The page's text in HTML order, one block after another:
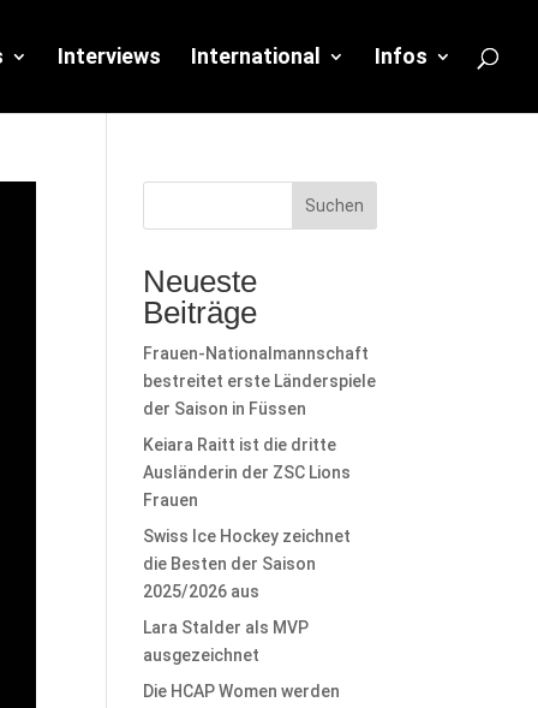
Interviews International Infos
Suchen
Neueste
Beiträge
Frauen-Nationalmannschaft
bestreitet erste Länderspiele
der Saison in Füssen
Keiara Raitt ist die dritte
Ausländerin der ZSC Lions
Frauen
Swiss Ice Hockey zeichnet
die Besten der Saison
2025/2026 aus
Lara Stalder als MVP
ausgezeichnet
Die HCAP Women werden